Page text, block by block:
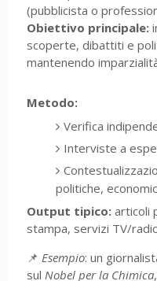
(pubblicista o
Obiettivo principale:
scoperte, dibattiti e
mantenendo
Metodo:
Verifica
Interviste a
politiche,
Output tipico:articoli
stampa, servizi TV/
📌 Esempio: un
sul Nobel per la Chimica